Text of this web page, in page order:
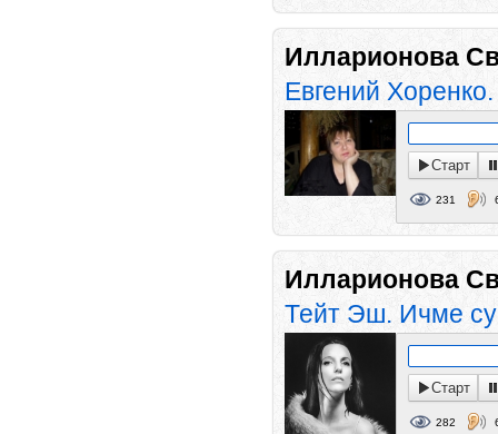
Илларионова
Евгений
Старт
231
Илларионова
Тейт Эш. Ичме
Старт
282